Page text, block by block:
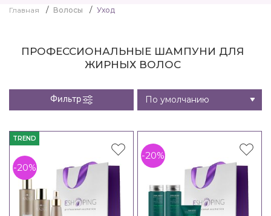
Главная Волосы Уход
ПРОФЕССИОНАЛЬНЫЕ ШАМПУНИ ДЛЯ
ЖИРНЫХ ВОЛОС
Фильтр
TREND
-20%
-20%